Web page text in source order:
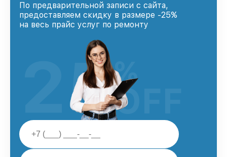
По предварительной записи с сайта,
предоставляем скидку в размере -25%
на весь прайс услуг по ремонту
25%
OFF